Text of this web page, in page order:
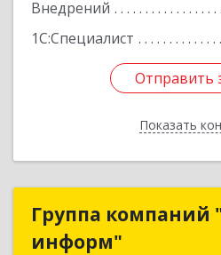
Внедрений
1С:Специалист
Отправить
Показать
Отправить
Назад
Группа компаний
информ"
Группа